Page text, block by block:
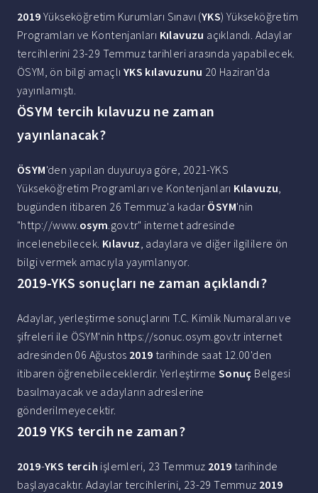
2019 Yükseköğretim Kurumları Sınavı (YKS) Yükseköğretim
Programları ve Kontenjanları Kılavuzu açıklandı. Adaylar
tercihlerini 23-29 Temmuz tarihleri arasında yapabilecek.
ÖSYM, ön bilgi amaçlı YKS kılavuzunu 20 Haziran'da
yayınlamıştı.
ÖSYM tercih kılavuzu ne zaman
yayınlanacak?
ÖSYM'den yapılan duyuruya göre, 2021-YKS
Yükseköğretim Programları ve Kontenjanları Kılavuzu,
bugünden itibaren 26 Temmuz'a kadar ÖSYM'nin
"http://www.osym.gov.tr" internet adresinde
incelenebilecek. Kılavuz, adaylara ve diğer ilgililere ön
bilgi vermek amacıyla yayımlanıyor.
2019-YKS sonuçları ne zaman açıklandı?
Adaylar, yerleştirme sonuçlarını T.C. Kimlik Numaraları ve
şifreleri ile ÖSYM'nin https://sonuc.osym.gov.tr internet
adresinden 06 Ağustos 2019 tarihinde saat 12.00'den
itibaren öğrenebileceklerdir. Yerleştirme Sonuç Belgesi
basılmayacak ve adayların adreslerine
gönderilmeyecektir.
2019 YKS tercih ne zaman?
2019-YKS tercih işlemleri, 23 Temmuz 2019 tarihinde
başlayacaktır. Adaylar tercihlerini, 23-29 Temmuz 2019